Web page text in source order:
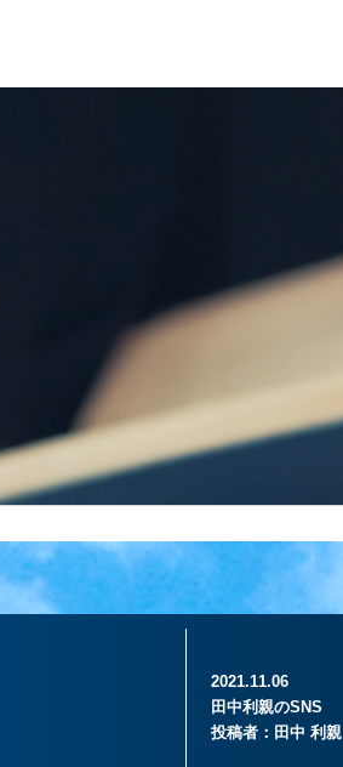
2021.11.06
田中利親のSNS
投稿者： 田中 利親